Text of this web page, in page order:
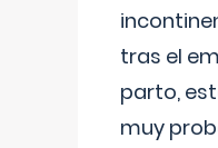
tras el
parto,
muy